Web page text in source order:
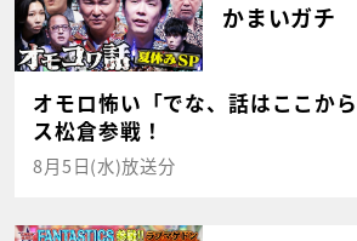
かまいガチ
オモロ怖い「でな、話はここか
ス松倉参戦！
8月5日(水)放送分